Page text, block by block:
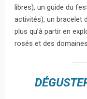
libres), un guide du
activités), un bracelet
plus qu’à partir en
rosés et des